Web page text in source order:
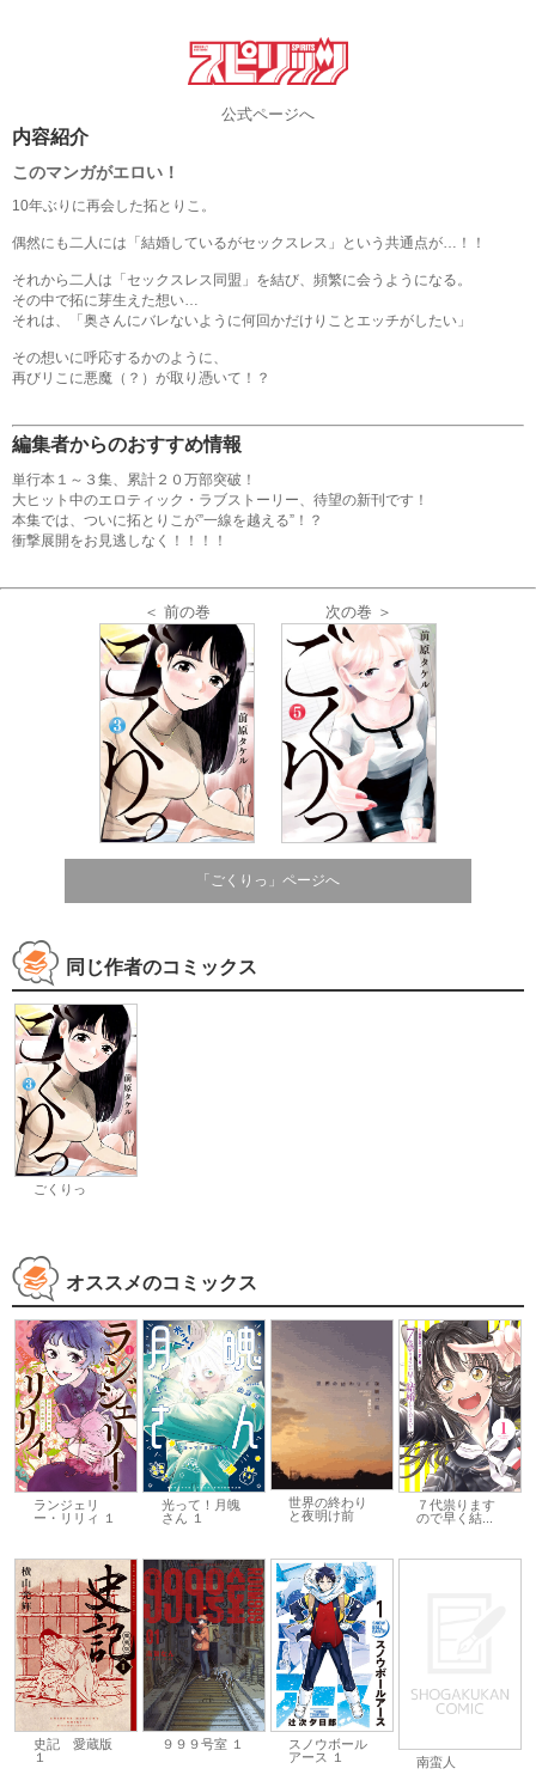
公式ページへ
内容紹介
このマンガがエロい！
10年ぶりに再会した拓とりこ。
偶然にも二人には「結婚しているがセックスレス」という共通点が…！！
それから二人は「セックスレス同盟」を結び、頻繁に会うようになる。
その中で拓に芽生えた想い…
それは、「奥さんにバレないように何回かだけりことエッチがしたい」
その想いに呼応するかのように、
再びリこに悪魔（？）が取り憑いて！？
編集者からのおすすめ情報
単行本１～３集、累計２０万部突破！
大ヒット中のエロティック・ラブストーリー、待望の新刊です！
本集では、ついに拓とりこが”一線を越える”！？
衝撃展開をお見逃しなく！！！！
＜ 前の巻 次の巻 ＞
「ごくりっ」ページへ
同じ作者のコミックス
ごくりっ
オススメのコミックス
ランジェリ
ー・リリィ １
光って！月魄
さん １
世界の終わり
と夜明け前
７代祟ります
ので早く結...
史記 愛蔵版
１
９９９号室 １
スノウボール
アース １
南蛮人